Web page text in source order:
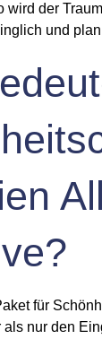
wird der
und
All
für
als nur den